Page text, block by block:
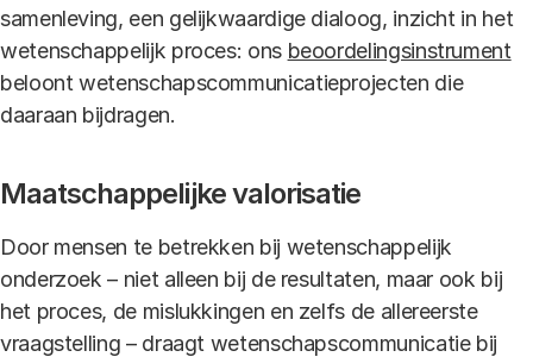
samenleving, een gelijkwaardige dialoog, inzicht in het
wetenschappelijk proces: ons beoordelingsinstrument
beloont wetenschapscommunicatieprojecten die
daaraan bijdragen.
Maatschappelijke valorisatie
Door mensen te betrekken bij wetenschappelijk
onderzoek – niet alleen bij de resultaten, maar ook bij
het proces, de mislukkingen en zelfs de allereerste
vraagstelling – draagt wetenschapscommunicatie bij